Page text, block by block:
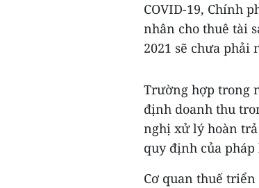
COVID-19, Chính
nhân cho thuê tài
2021 sẽ chưa phải
Trường hợp trong
định doanh thu
nghị xử lý hoàn
quy định của
Cơ quan thuế